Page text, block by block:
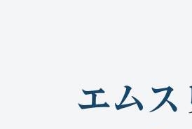
エムス